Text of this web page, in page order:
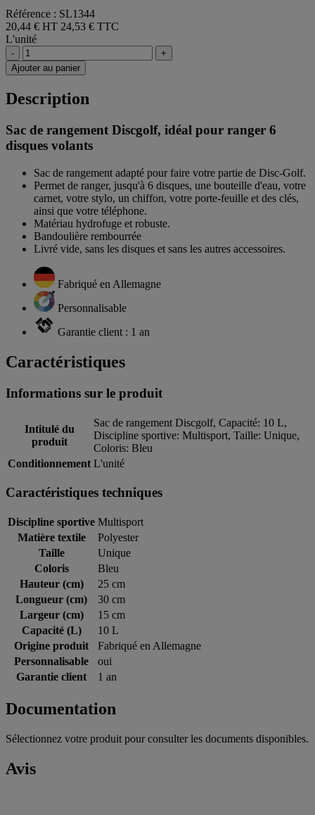
Référence : SL1344
20,44 € HT 24,53 € TTC
L'unité
-
+
Ajouter au panier
Description
Sac de rangement Discgolf, idéal pour ranger 6
disques volants
Sac de rangement adapté pour faire votre partie de Disc-Golf.
Permet de ranger, jusqu'à 6 disques, une bouteille d'eau, votre
carnet, votre stylo, un chiffon, votre porte-feuille et des clés,
ainsi que votre téléphone.
Matériau hydrofuge et robuste.
Bandoulière rembourrée
Livré vide, sans les disques et sans les autres accessoires.
Fabriqué en Allemagne
Personnalisable
Garantie client : 1 an
Caractéristiques
Informations sur le produit
Intitulé du
produit
Sac de rangement Discgolf, Capacité: 10 L,
Discipline sportive: Multisport, Taille: Unique,
Coloris: Bleu
Conditionnement L'unité
Caractéristiques techniques
Discipline sportive Multisport
Matière textile
Polyester
Taille
Unique
Coloris
Bleu
Hauteur (cm)
25 cm
Longueur (cm)
30 cm
Largeur (cm)
15 cm
Capacité (L)
10 L
Origine produit
Fabriqué en Allemagne
Personnalisable
oui
Garantie client
1 an
Documentation
Sélectionnez votre produit pour consulter les documents disponibles.
Avis